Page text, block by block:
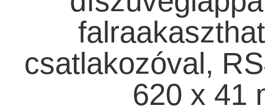
csatlakozóval,
620 x 41